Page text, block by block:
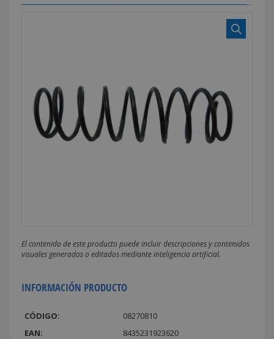
El contenido de este producto puede incluir descripciones y contenidos
visuales generados o editados mediante inteligencia artificial.
INFORMACIÓN PRODUCTO
CÓDIGO:
08270810
EAN:
8435231923620